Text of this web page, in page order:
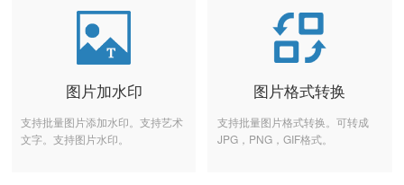
图片加水印
支持批量图片添加水印。支持艺术
文字。支持图片水印。
图片格式转换
支持批量图片格式转换。可转成
JPG，PNG，GIF格式。